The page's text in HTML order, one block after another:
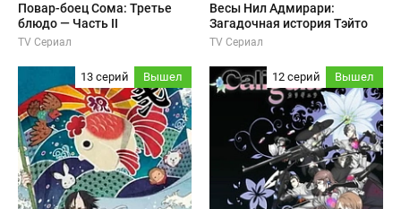
Повар-боец Сома: Третье
блюдо — Часть II
TV Сериал
Весы Нил Адмирари:
Загадочная история Тэйто
TV Сериал
13 серий Вышел 12 серий Вышел